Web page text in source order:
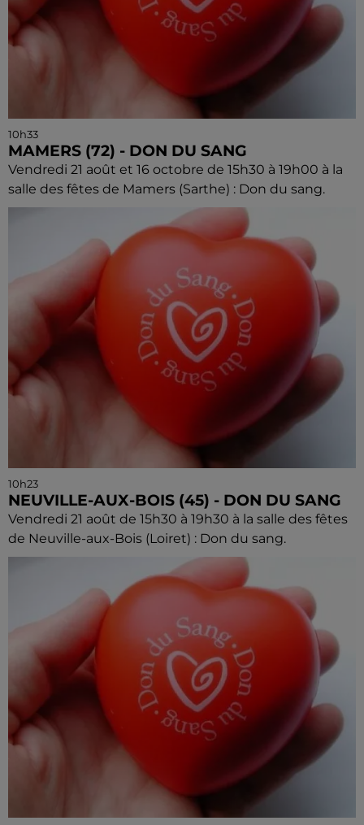
10h33
MAMERS (72) - DON DU SANG
Vendredi 21 août et 16 octobre de 15h30 à 19h00 à la
salle des fêtes de Mamers (Sarthe) : Don du sang.
10h23
NEUVILLE-AUX-BOIS (45) - DON DU SANG
Vendredi 21 août de 15h30 à 19h30 à la salle des fêtes
de Neuville-aux-Bois (Loiret) : Don du sang.